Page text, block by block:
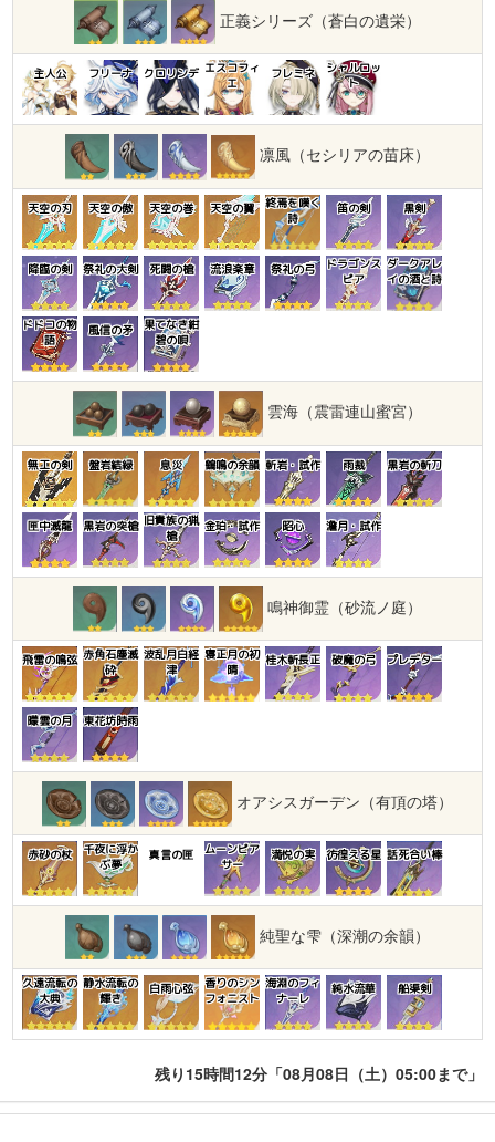
正義シリーズ（蒼白の遺栄）
主人公 フリーナ クロリンデ エスコフィ
エ
フレミネ
シャルロッ
ト
凛風（セシリアの苗床）
天空の刃 天空の傲 天空の巻 天空の翼
終焉を嘆く
詩
笛の剣 黒剣
降臨の剣 祭礼の大剣 死闘の槍 流浪楽章 祭礼の弓
ドラゴンス
ピア
ダークアレ
イの酒と詩
ドドコの物
語
風信の矛
果てなき紺
碧の唄
雲海（震雷連山蜜宮）
無工の剣 盤岩結緑 息災 鶴鳴の余韻 斬岩・試作 雨裁 黒岩の斬刀
匣中滅龍 黒岩の突槍 旧貴族の猟
槍
金珀・試作 昭心 澹月・試作
鳴神御霊（砂流ノ庭）
飛雷の鳴弦 赤角石塵滅
砕
波乱月白経
津
寝正月の初
晴
桂木斬長正 破魔の弓 プレデター
曚雲の月 東花坊時雨
オアシスガーデン（有頂の塔）
赤砂の杖
千夜に浮か
ぶ夢
真言の匣
ムーンピア
サー
満悦の実 彷徨える星 話死合い棒
純聖な雫（深潮の余韻）
久遠流転の
大典
静水流転の
輝き
白雨心弦
香りのシン
フォニスト
海淵のフィ
ナーレ
純水流華 船渠剣
残り15時間12分「08月08日（土）05:00まで」